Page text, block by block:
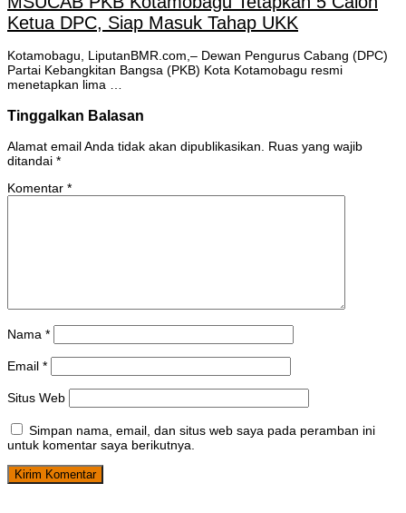
Ketua DPC, Siap Masuk Tahap UKK
Kotamobagu, LiputanBMR.com,– Dewan Pengurus Cabang (DPC)
Partai Kebangkitan Bangsa (PKB) Kota Kotamobagu resmi
menetapkan lima …
Tinggalkan Balasan
Alamat email Anda tidak akan dipublikasikan.
Ruas yang wajib
ditandai *
Komentar *
Nama *
Email *
Situs Web
Simpan nama, email, dan situs web saya pada peramban ini
untuk komentar saya berikutnya.